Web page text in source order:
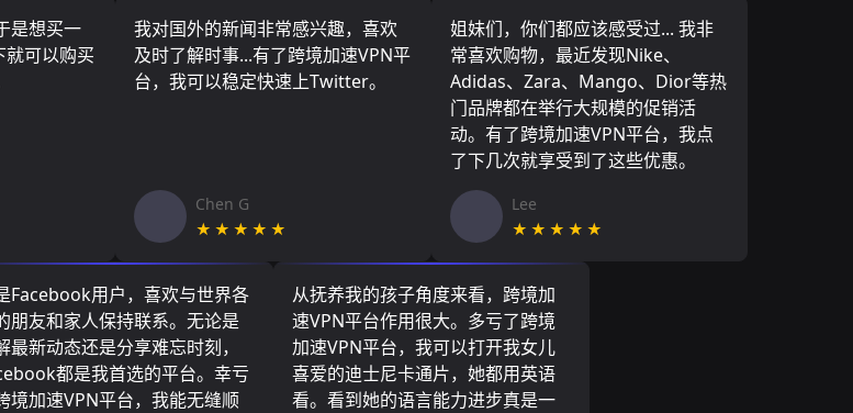
是想买一
就可以购买
我对国外的新闻非常感兴趣，喜欢
及时了解时事...有了跨境加速VPN平
台，我可以稳定快速上Twitter。
Chen G
★★★★★
姐妹们，你们都应该感受过... 我非
常喜欢购物，最近发现Nike、
Adidas、Zara、Mango、Dior等热
门品牌都在举行大规模的促销活
动。有了跨境加速VPN平台，我点
了下几次就享受到了这些优惠。
Lee
★★★★★
Facebook用户，喜欢与世界各
朋友和家人保持联系。无论是
最新动态还是分享难忘时刻，
都是我首选的平台。幸亏
境加速VPN平台，我能无缝顺
从抚养我的孩子角度来看，跨境加
速VPN平台作用很大。多亏了跨境
加速VPN平台，我可以打开我女儿
喜爱的迪士尼卡通片，她都用英语
看。看到她的语言能力进步真是一